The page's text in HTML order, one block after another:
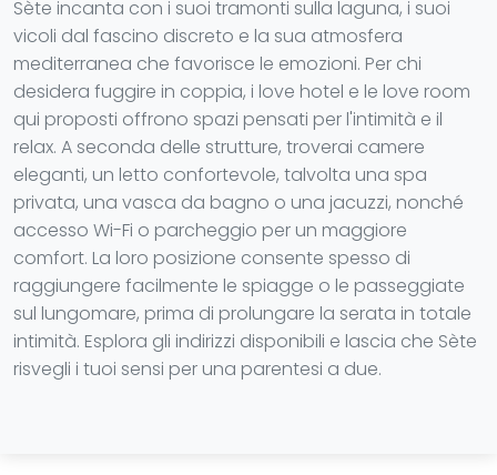
Sète incanta con i suoi tramonti sulla laguna, i suoi
vicoli dal fascino discreto e la sua atmosfera
mediterranea che favorisce le emozioni. Per chi
desidera fuggire in coppia, i love hotel e le love room
qui proposti offrono spazi pensati per l'intimità e il
relax. A seconda delle strutture, troverai camere
eleganti, un letto confortevole, talvolta una spa
privata, una vasca da bagno o una jacuzzi, nonché
accesso Wi-Fi o parcheggio per un maggiore
comfort. La loro posizione consente spesso di
raggiungere facilmente le spiagge o le passeggiate
sul lungomare, prima di prolungare la serata in totale
intimità. Esplora gli indirizzi disponibili e lascia che Sète
risvegli i tuoi sensi per una parentesi a due.